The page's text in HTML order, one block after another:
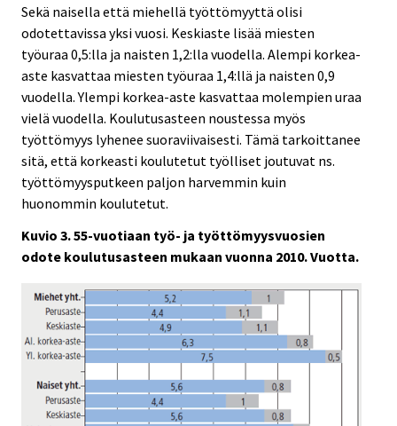
Sekä naisella että miehellä työttömyyttä olisi
odotettavissa yksi vuosi. Keskiaste lisää miesten
työuraa 0,5:lla ja naisten 1,2:lla vuodella. Alempi korkea-
aste kasvattaa miesten työuraa 1,4:llä ja naisten 0,9
vuodella. Ylempi korkea-aste kasvattaa molempien uraa
vielä vuodella. Koulutusasteen noustessa myös
työttömyys lyhenee suoraviivaisesti. Tämä tarkoittanee
sitä, että korkeasti koulutetut työlliset joutuvat ns.
työttömyysputkeen paljon harvemmin kuin
huonommin koulutetut.
Kuvio 3. 55-vuotiaan työ- ja työttömyysvuosien
odote koulutusasteen mukaan vuonna 2010. Vuotta.